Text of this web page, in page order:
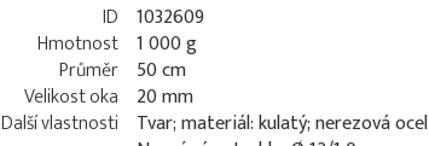
ID 1032609
Hmotnost 1 000 g
Průměr 50 cm
Velikost oka
20 mm
Další vlastnosti
Tvar; materiál: kulatý; nerezová ocel